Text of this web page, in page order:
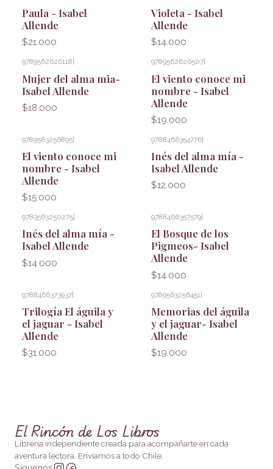
Paula - Isabel
Allende
$21.000
Violeta - Isabel
Allende
$14.000
9789562626118
Mujer del alma mia-
Isabel Allende
$18.000
9789562626507
El viento conoce mi
nombre - Isabel
Allende
$19.000
9789563256895|
El viento conoce mi
nombre - Isabel
Allende
$15.000
9788466354776|
Inés del alma mía -
Isabel Allende
$12.000
9789563250275
Inés del alma mía -
Isabel Allende
$14.000
9788466357579
El Bosque de los
Pigmeos- Isabel
Allende
$14.000
9788466373937|
Trilogía El águila y
el jaguar - Isabel
Allende
$31.000
9789563256451 |
Memorias del águila
y el jaguar- Isabel
Allende
$19.000
El Rincón de Los Libros
Librería independiente creada para acompañarte en cada
aventura lectora. Enviamos a todo Chile.